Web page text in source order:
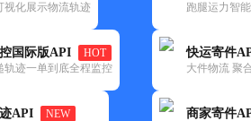
视化展示物流轨迹
国际版API
HOT
轨迹一单到底全程监控
API
NEW
跑腿运力智
快运寄件
大件物流 聚
商家寄件
水头网点
：2021-11-26 00:00:00